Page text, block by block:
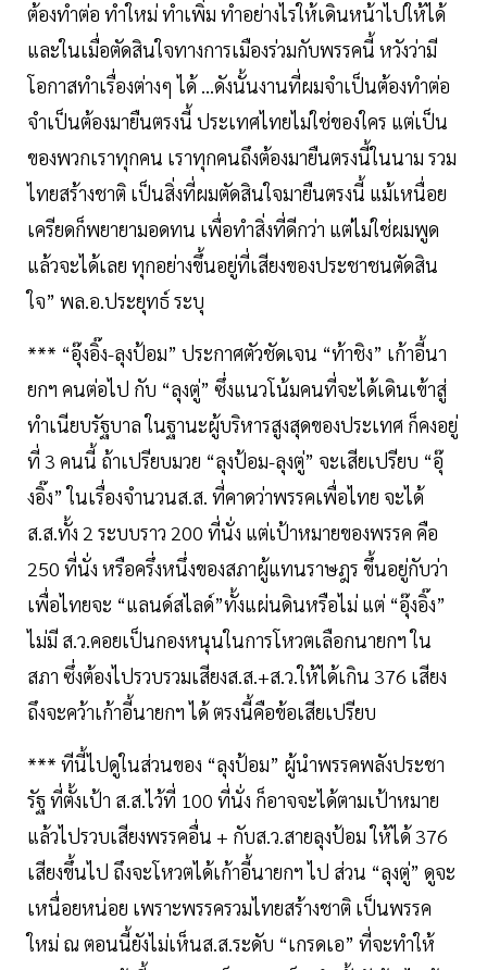
ต้องทำต่อ ทำใหม่ ทำเพิ่ม ทำอย่างไรให้เดินหน้าไปให้ได้
และในเมื่อตัดสินใจทางการเมืองร่วมกับพรรคนี้ หวังว่ามี
โอกาสทำเรื่องต่างๆ ได้ …ดังนั้นงานที่ผมจำเป็นต้องทำต่อ
จำเป็นต้องมายืนตรงนี้ ประเทศไทยไม่ใช่ของใคร แต่เป็น
ของพวกเราทุกคน เราทุกคนถึงต้องมายืนตรงนี้ในนาม รวม
ไทยสร้างชาติ เป็นสิ่งที่ผมตัดสินใจมายืนตรงนี้ แม้เหนื่อย
เครียดก็พยายามอดทน เพื่อทำสิ่งที่ดีกว่า แต่ไม่ใช่ผมพูด
แล้วจะได้เลย ทุกอย่างขึ้นอยู่ที่เสียงของประชาชนตัดสิน
ใจ” พล.อ.ประยุทธ์ ระบุ
*** “อุ๊งอิ๊ง-ลุงป้อม” ประกาศตัวชัดเจน “ท้าชิง” เก้าอี้นา
ยกฯ คนต่อไป กับ “ลุงตู่” ซึ่งแนวโน้มคนที่จะได้เดินเข้าสู่
ทำเนียบรัฐบาล ในฐานะผู้บริหารสูงสุดของประเทศ ก็คงอยู่
ที่ 3 คนนี้ ถ้าเปรียบมวย “ลุงป้อม-ลุงตู่” จะเสียเปรียบ “อุ๊
งอิ๊ง” ในเรื่องจำนวนส.ส. ที่คาดว่าพรรคเพื่อไทย จะได้
ส.ส.ทั้ง 2 ระบบราว 200 ที่นั่ง แต่เป้าหมายของพรรค คือ
250 ที่นั่ง หรือครึ่งหนึ่งของสภาผู้แทนราษฎร ขึ้นอยู่กับว่า
เพื่อไทยจะ “แลนด์สไลด์”ทั้งแผ่นดินหรือไม่ แต่ “อุ๊งอิ๊ง”
ไม่มี ส.ว.คอยเป็นกองหนุนในการโหวตเลือกนายกฯ ใน
สภา ซึ่งต้องไปรวบรวมเสียงส.ส.+ส.ว.ให้ได้เกิน 376 เสียง
ถึงจะคว้าเก้าอี้นายกฯ ได้ ตรงนี้คือข้อเสียเปรียบ
*** ทีนี้ไปดูในส่วนของ “ลุงป้อม” ผู้นำพรรคพลังประชา
รัฐ ที่ตั้งเป้า ส.ส.ไว้ที่ 100 ที่นั่ง ก็อาจจะได้ตามเป้าหมาย
แล้วไปรวบเสียงพรรคอื่น + กับส.ว.สายลุงป้อม ให้ได้ 376
เสียงขึ้นไป ถึงจะโหวตได้เก้าอี้นายกฯ ไป ส่วน “ลุงตู่” ดูจะ
เหนื่อยหน่อย เพราะพรรครวมไทยสร้างชาติ เป็นพรรค
ใหม่ ณ ตอนนี้ยังไม่เห็นส.ส.ระดับ “เกรดเอ” ที่จะทำให้